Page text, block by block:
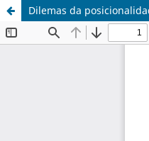
Dilemas da